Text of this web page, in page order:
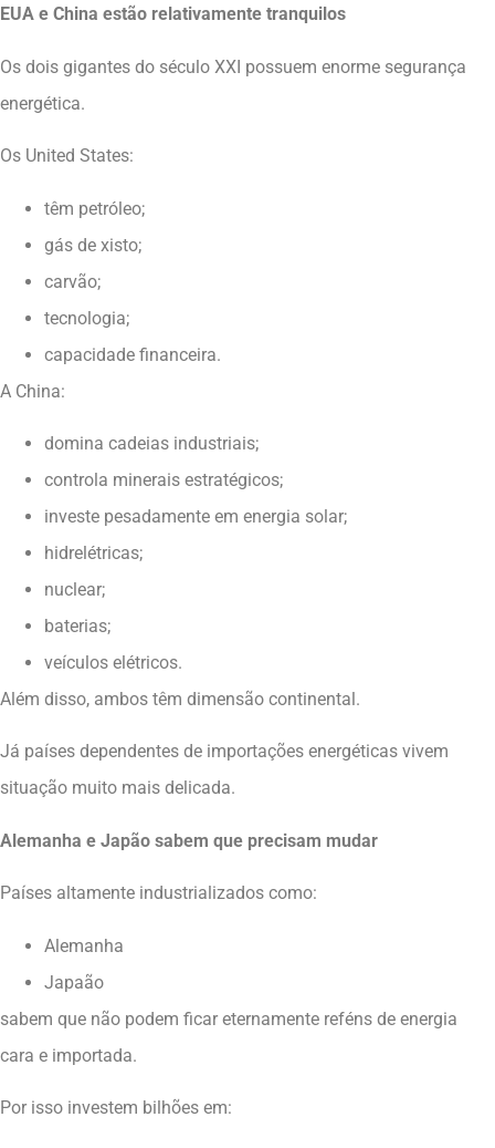
EUA e China estão relativamente tranquilos
Os dois gigantes do século XXI possuem enorme segurança
energética.
Os United States:
têm petróleo;
gás de xisto;
carvão;
tecnologia;
capacidade financeira.
A China:
domina cadeias industriais;
controla minerais estratégicos;
investe pesadamente em energia solar;
hidrelétricas;
nuclear;
baterias;
veículos elétricos.
Além disso, ambos têm dimensão continental.
Já países dependentes de importações energéticas vivem
situação muito mais delicada.
Alemanha e Japão sabem que precisam mudar
Países altamente industrializados como:
Alemanha
Japaão
sabem que não podem ficar eternamente reféns de energia
cara e importada.
Por isso investem bilhões em: